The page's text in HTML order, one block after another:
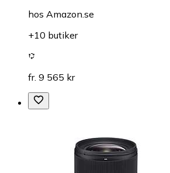
hos Amazon.se
+10 butiker
fr. 9 565 kr